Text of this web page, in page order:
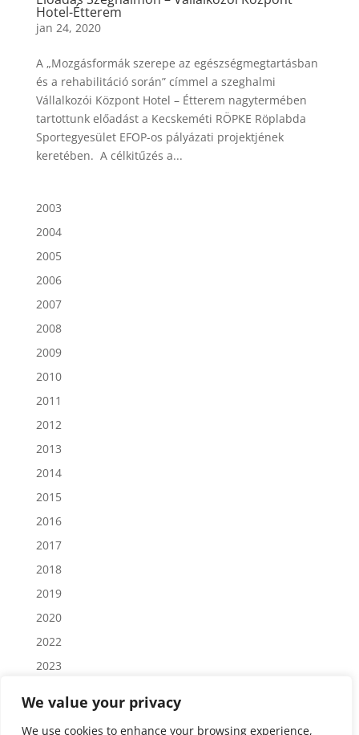
We value your privacy
We use cookies to enhance your browsing experience,
Hotel-Étterem
jan 24, 2020
A „Mozgásformák szerepe az egészségmegtartásban
és a rehabilitáció során” címmel a szeghalmi
Vállalkozói Központ Hotel – Étterem nagytermében
tartottunk előadást a Kecskeméti RÖPKE Röplabda
Sportegyesület EFOP-os pályázati projektjének
keretében. A célkitűzés a...
2003
2004
2005
2006
2007
2008
2009
2010
2011
2012
2013
2014
2015
2016
2017
2018
2019
2020
2022
2023